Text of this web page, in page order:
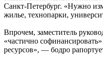
Санкт-Петербург. «Нужно
жилье, технопарки,
Впрочем, заместитель
«частично
ресурсов», — бодро